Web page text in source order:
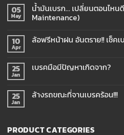
05
May
น้ำมันเบรก… เปลี่ยนตอนไหน
Maintenance)
10
Apr
ล้อฟรีหน้าฝน อันตราย!! เช็ค
25
Jan
เบรคมือมีปัญหาเกิดจาก?
25
Jan
ล้างรถขณะที่จานเบรคร้อน!!!
PRODUCT CATEGORIES